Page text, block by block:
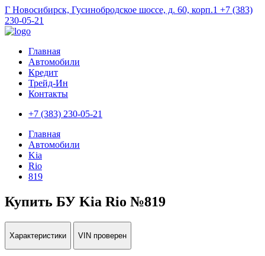
Г Новосибирск, Гусинобродское шоссе, д. 60, корп.1 +7 (383)
230-05-21
Главная
Автомобили
Кредит
Трейд-Ин
Контакты
+7 (383) 230-05-21
Главная
Автомобили
Kia
Rio
819
Купить БУ Kia Rio №819
Характеристики VIN проверен